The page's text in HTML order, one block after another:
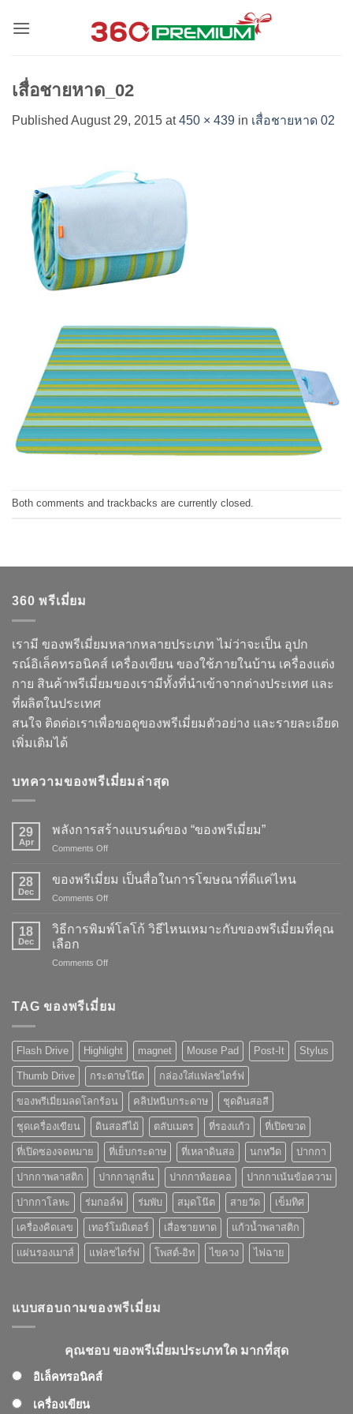
เสื่อชายหาด_02
Published August 29, 2015 at450 × 439 in เสื่อชายหาด 02
Both comments and trackbacks are currently closed.
360 พรีเมี่ยม
เรามี ของพรีเมี่ยมหลากหลายประเภท ไม่ว่าจะเป็น อุปก
รณ์อิเล็คทรอนิคส์ เครื่องเขียน ของใช้ภายในบ้าน เครื่องแต่ง
กาย สินค้าพรีเมี่ยมของเรามีทั้งที่นำเข้าจากต่างประเทศ และ
ที่ผลิตในประเทศ
สนใจ ติดต่อเราเพื่อขอดูของพรีเมี่ยมตัวอย่าง และรายละเอียด
เพิ่มเติมได้
บทความของพรีเมี่ยมล่าสุด
29
Apr
พลังการสร้างแบรนด์ของ “ของพรีเมี่ยม”
Comments Offon
“ของ
28
Dec
ของพรีเมี่ยม เป็นสื่อในการโฆษณาที่ดีแค่ไหน
Comments Offon
พรี
เป็น
การ
ดี
แค่
ไหน
18
Dec
วิธีการพิมพ์โลโก้ วิธีไหนเหมาะกับของพรีเมี่ยมที่คุณ
เลือก
Comments Offon
พิมพ์
ไหน
เหมาะ
กับ
ของ
เมี่
ยม
ที่
คุณ
เลือก
TAG ของพรีเมี่ยม
Flash Drive Highlight magnet Mouse Pad Post-It Stylus
Thumb Drive กระดาษโน๊ต กล่องใส่แฟลชไดร์ฟ
ของพรีเมี่ยมลดโลกร้อน คลิปหนีบกระดาษ ชุดดินสอสี
ชุดเครื่องเขียน ดินสอสีไม้ ตลับเมตร ที่รองแก้ว ที่เปิดขวด
ที่เปิดซองจดหมาย ที่เย็บกระดาษ ที่เหลาดินสอ นกหวีด ปากกา
ปากกาพลาสติก ปากกาลูกลื่น ปากกาห้อยคอ ปากกาเน้นข้อความ
ปากกาโลหะ ร่มกอล์ฟ ร่มพับ สมุดโน๊ต สายวัด เข็มทิศ
เครื่องคิดเลข เทอร์โมมิเตอร์ เสื่อชายหาด แก้วน้ำพลาสติก
แผ่นรองเมาส์ แฟลชไดร์ฟ โพสต์-อิท ไขควง ไฟฉาย
แบบสอบถามของพรีเมี่ยม
คุณชอบ ของพรีเมี่ยมประเภทใด มากที่สุด
อิเล็คทรอนิคส์
เครื่องเขียน